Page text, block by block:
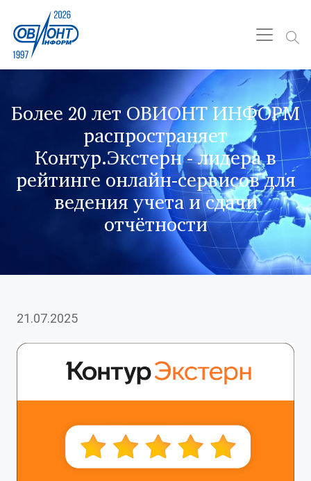
Более 20 лет ОВИОНТ ИНФОРМ
распространяет
Контур.Экстерн - лидера в
рейтинге онлайн-сервисов для
ведения учета и сдачи
отчётности
21.07.2025